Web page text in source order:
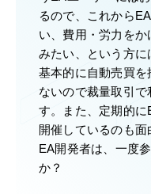
るので、これから
い、費用・労力を
みたい、という方
基本的に自動売買
ないので裁量取引
す。また、定期的
開催しているのも
EA開発者は、一度
か？